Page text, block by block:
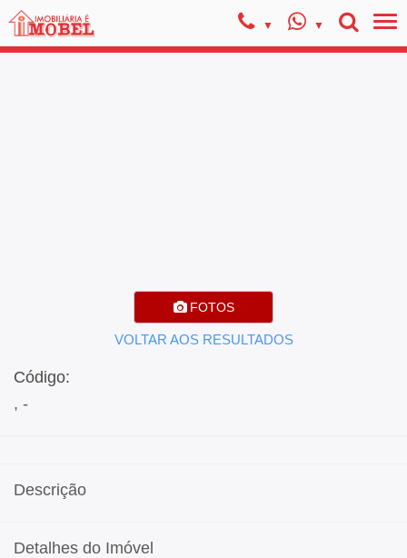
FOTOS
VOLTAR AOS RESULTADOS
Código:
, -
Descrição
Detalhes do Imóvel